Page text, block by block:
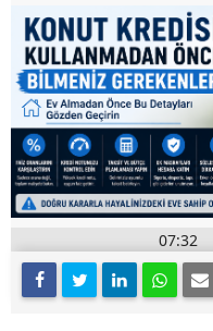
07:32